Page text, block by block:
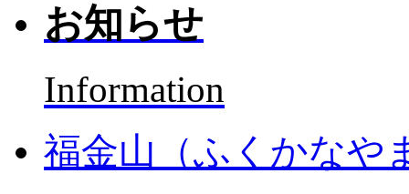
お知らせ
Information
福金山（ふくかなや